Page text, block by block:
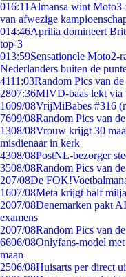
016:11 Almansa wint
van afwezige
014:46Aprilia domineert
top-3
013:59Sensationele Moto2-
Nederlanders buiten de
4111:03Random Pics van
2807:36MIVD-baas lekt via
1609/08VrijMiBabes #316
7609/08Random Pics van
1308/08Vrouw krijgt 30
misdienaar in kerk
4308/08PostNL-bezorger
3508/08Random Pics van
207/08De
1607/08Meta krijgt half
2007/08Denemarken pakt
examens
2007/08Random Pics van
6606/08Onlyfans-model
maan
2506/08Huisarts per direct